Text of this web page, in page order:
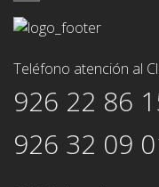
Teléfono atención al
926 22 86
926 32 09